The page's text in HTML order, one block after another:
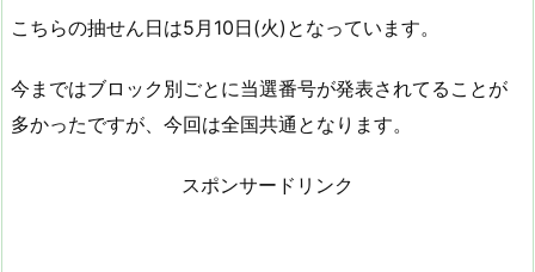
こちらの抽せん日は5月10日(火)となっています。
今まではブロック別ごとに当選番号が発表されてることが
多かったですが、今回は全国共通となります。
スポンサードリンク